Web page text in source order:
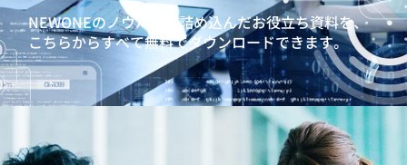
ビジネスマインドシミュレーションAccela
自らエンゲージメントを高めることができる若手社員を育
てるための3ヶ年育成
若手向け360度サーベイを活用した自律的な成長促進プロ
中堅社員向け研修
NEWONEのノウハウを詰め込んだお役立ち資料を、
こちらからすべて無料でダウンロードできます。